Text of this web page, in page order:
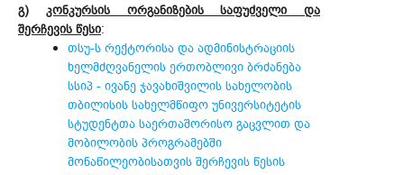
გ) კონკურსის ორგანიზების საფუძველი და
შერჩევის წესი:
თსუ-ს რექტორისა და ადმინისტრაციის
ხელმძღვანელის ერთობლივი ბრძანება
სსიპ - ივანე ჯავახიშვილის სახელობის
თბილისის სახელმწიფო უნივერსიტეტის
სტუდენტთა საერთაშორისო გაცვლით და
მობილობის პროგრამებში
მონაწილეობისათვის შერჩევის წესის